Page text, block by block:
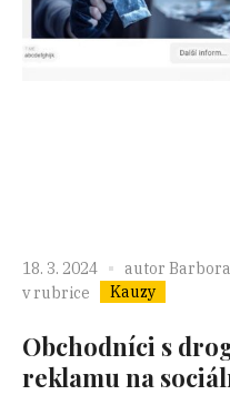
18. 3. 2024 autor
v rubrice
Kauzy
Obchodníci s
reklamu na